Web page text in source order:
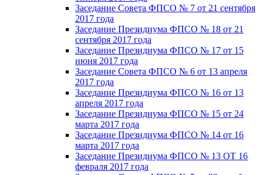
Заседание Совета ФПСО № 7 от 21 сентября
2017 года
Заседание Президиума ФПСО № 18 от 21
сентября 2017 года
Заседание Президиума ФПСО № 17 от 15
июня 2017 года
Заседание Совета ФПСО № 6 от 13 апреля
2017 года
Заседание Президиума ФПСО № 16 от 13
апреля 2017 года
Заседание Президиума ФПСО № 15 от 24
марта 2017 года
Заседание Президиума ФПСО № 14 от 16
марта 2017 года
Заседание Президиума ФПСО № 13 ОТ 16
февраля 2017 года